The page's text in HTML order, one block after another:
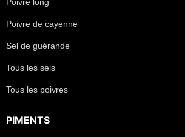
Poivre de cayenne
Sel de guérande
Tous les sels
Tous les poivres
PIMENTS